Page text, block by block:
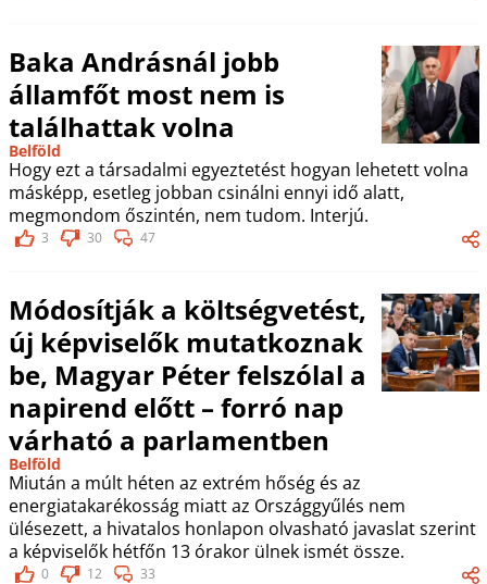
Baka Andrásnál jobb
államfőt most nem is
találhattak volna
Belföld
Hogy ezt a társadalmi egyeztetést hogyan lehetett volna
másképp, esetleg jobban csinálni ennyi idő alatt,
megmondom őszintén, nem tudom. Interjú.
3 30 47
Módosítják a költségvetést,
új képviselők mutatkoznak
be, Magyar Péter felszólal a
napirend előtt – forró nap
várható a parlamentben
Belföld
Miután a múlt héten az extrém hőség és az
energiatakarékosság miatt az Országgyűlés nem
ülésezett, a hivatalos honlapon olvasható javaslat szerint
a képviselők hétfőn 13 órakor ülnek ismét össze.
0 12 33